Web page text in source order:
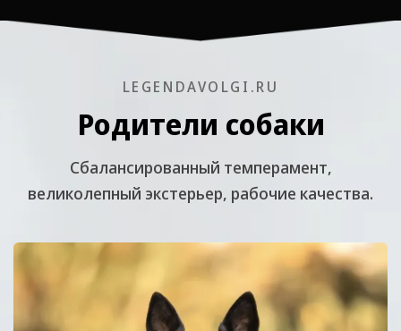
LEGENDAVOLGI.RU
Родители собаки
Cбалансированный темперамент,
великолепный экстерьер, рабочие качества.